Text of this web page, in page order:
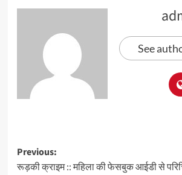
See
Previous:
रूड़की क्राइम :: महिला की फेसबुक आईडी से